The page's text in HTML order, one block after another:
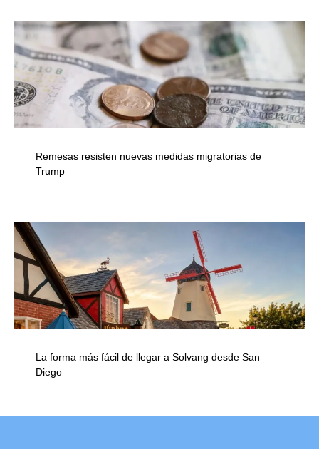
Remesas resisten nuevas medidas migratorias de
Trump
La forma más fácil de llegar a Solvang desde San
Diego